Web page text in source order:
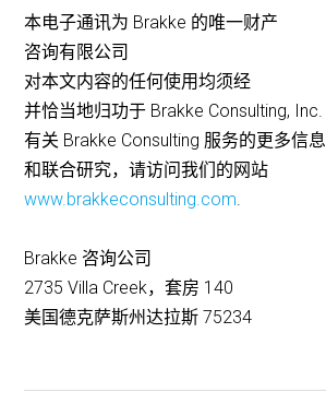
本电子通讯为 Brakke 的唯一财产
咨询有限公司
对本文内容的任何使用均须经
并恰当地归功于 Brakke Consulting, Inc.
有关 Brakke Consulting 服务的更多信息
和联合研究，请访问我们的网站
www.brakkeconsulting.com.
Brakke 咨询公司
2735 Villa Creek，套房 140
美国德克萨斯州达拉斯 75234